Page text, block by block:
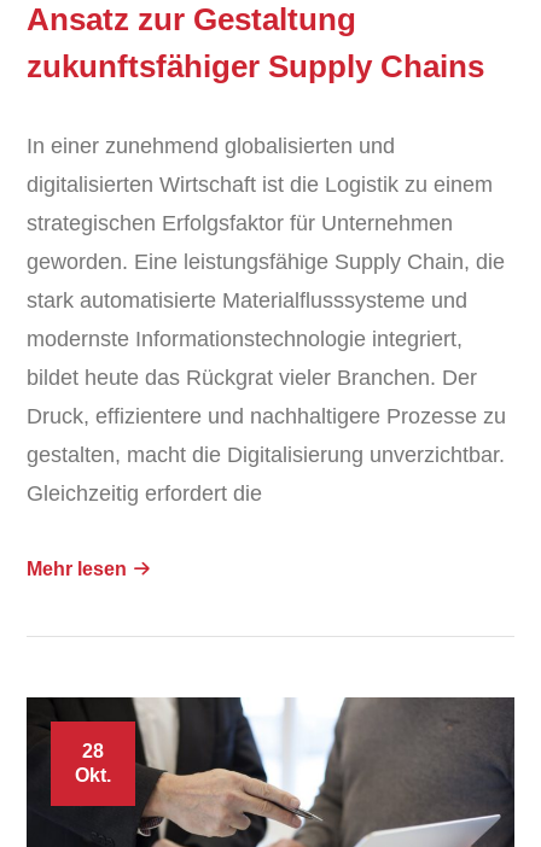
Ansatz zur Gestaltung
zukunftsfähiger Supply Chains
In einer zunehmend globalisierten und
digitalisierten Wirtschaft ist die Logistik zu einem
strategischen Erfolgsfaktor für Unternehmen
geworden. Eine leistungsfähige Supply Chain, die
stark automatisierte Materialflusssysteme und
modernste Informationstechnologie integriert,
bildet heute das Rückgrat vieler Branchen. Der
Druck, effizientere und nachhaltigere Prozesse zu
gestalten, macht die Digitalisierung unverzichtbar.
Gleichzeitig erfordert die
Mehr lesen
28
Okt.